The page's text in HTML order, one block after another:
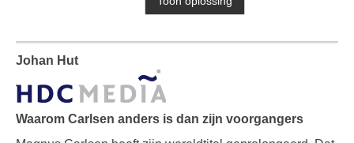
Johan Hut
Waarom Carlsen anders is dan zijn voorgangers